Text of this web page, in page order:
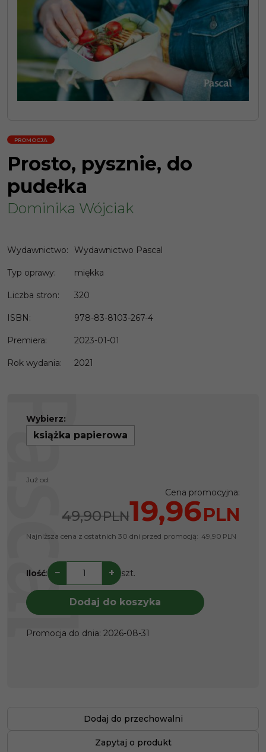
PROMOCJA
Prosto, pysznie, do
pudełka
Dominika Wójciak
Wydawnictwo: Wydawnictwo Pascal
Typ oprawy: miękka
Liczba stron: 320
ISBN: 978-83-8103-267-4
Premiera: 2023-01-01
Rok wydania: 2021
Wybierz:
książka papierowa
Już od:
Cena promocyjna:
49,90PLN19,96PLN
Najniższa cena z ostatnich 30 dni przed promocją: 49,90 PLN
Ilość: − + szt.
Dodaj do koszyka
Promocja do dnia: 2026-08-31
Dodaj do przechowalni
Zapytaj o produkt